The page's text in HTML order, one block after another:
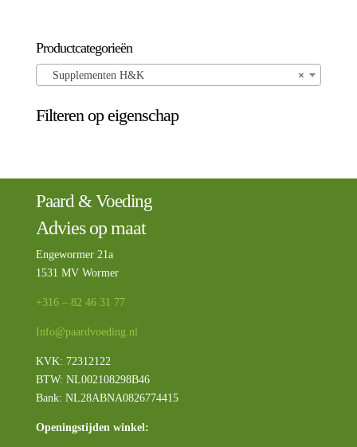
Productcategorieën
×
Supplementen H&K
Filteren op eigenschap
Paard & Voeding
Advies op maat
Engewormer 21a
1531 MV Wormer
+316 – 82 46 31 77
Info@paardvoeding.nl
KVK: 72312122
BTW: NL002108298B46
Bank: NL28ABNA0826774415
Openingstijden winkel: